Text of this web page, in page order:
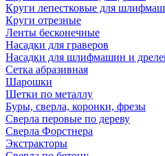
Круги лепестковые для
Круги отрезные
Ленты бесконечные
Насадки для граверов
Насадки для шлифмашин и
Сетка абразивная
Шарошки
Щетки по металлу
Буры, сверла, коронки, фрезы
Сверла перовые по дереву
Сверла Форстнера
Экстракторы